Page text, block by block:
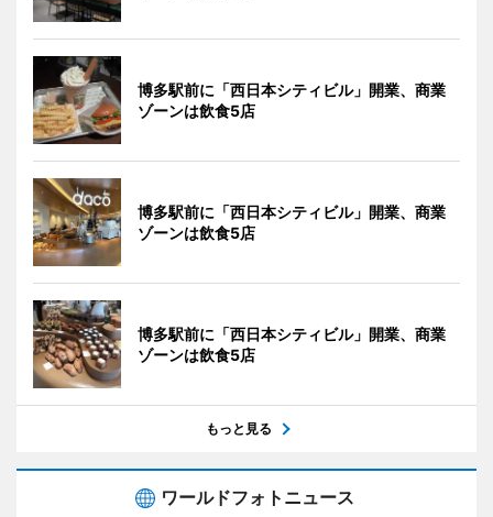
博多駅前に「西日本シティビル」開業、商業
ゾーンは飲食5店
博多駅前に「西日本シティビル」開業、商業
ゾーンは飲食5店
博多駅前に「西日本シティビル」開業、商業
ゾーンは飲食5店
もっと見る
ワールドフォトニュース